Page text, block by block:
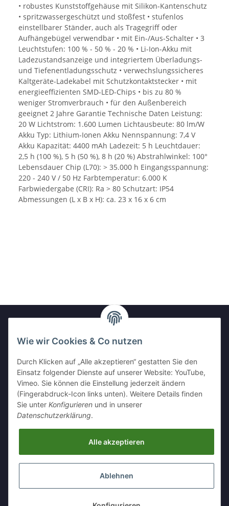
• robustes Kunststoffgehäuse mit Silikon-Kantenschutz
• spritzwassergeschützt und stoßfest • stufenlos
einstellbarer Ständer, auch als Tragegriff oder
Aufhängebügel verwendbar • mit Ein-/Aus-Schalter • 3
Leuchtstufen: 100 % - 50 % - 20 % • Li-Ion-Akku mit
Ladezustandsanzeige und integriertem Überladungs-
und Tiefenentladungsschutz • verwechslungssicheres
Kaltgeräte-Ladekabel mit Schutzkontaktstecker • mit
energieeffizienten SMD-LED-Chips • bis zu 80 %
weniger Stromverbrauch • für den Außenbereich
geeignet 2 Jahre Garantie Technische Daten Leistung:
20 W Lichtstrom: 1.600 Lumen Lichtausbeute: 80 lm/W
Akku Typ: Lithium-Ionen Akku Nennspannung: 7,4 V
Akku Kapazität: 4400 mAh Ladezeit: 5 h Leuchtdauer:
2,5 h (100 %), 5 h (50 %), 8 h (20 %) Abstrahlwinkel: 100°
Lebensdauer Chip (L70): > 35.000 h Eingangsspannung:
220 - 240 V / 50 Hz Farbtemperatur: 6.000 K
Farbwiedergabe (CRI): Ra > 80 Schutzart: IP54
Abmessungen (L x B x H): ca. 23 x 16 x 6 cm
Newsletter Abonnieren
Bitte senden Sie mir entsprechend Ihrer
Datenschutzerklärungregelmäßig und jederzeit widerruflich
Informationen zu Ihrem Produktsortiment per E-Mail zu.
Gesetzliche Informationen
Wie wir Cookies & Co nutzen
Durch Klicken auf „Alle akzeptieren“ gestatten Sie den
Einsatz folgender Dienste auf unserer Website: YouTube,
Vimeo. Sie können die Einstellung jederzeit ändern
(Fingerabdruck-Icon links unten). Weitere Details finden
Sie unter Konfigurieren und in unserer
Datenschutzerklärung.
Alle akzeptieren
Ablehnen